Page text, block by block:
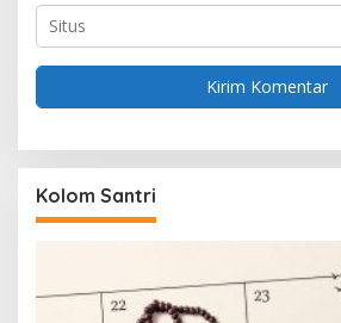
Kolom Santri